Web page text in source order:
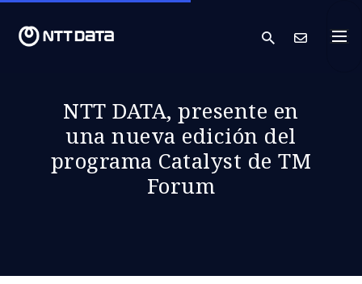
search
NTT DATA, presente en
una nueva edición del
programa Catalyst de TM
Forum